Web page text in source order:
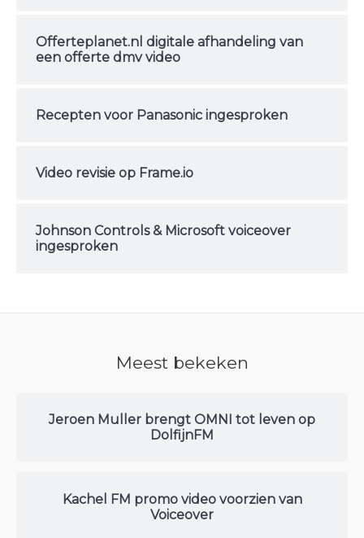
Offerteplanet.nl digitale afhandeling van
een offerte dmv video
Recepten voor Panasonic ingesproken
Video revisie op Frame.io
Johnson Controls & Microsoft voiceover
ingesproken
Meest bekeken
Jeroen Muller brengt OMNI tot leven op
DolfijnFM
Kachel FM promo video voorzien van
Voiceover